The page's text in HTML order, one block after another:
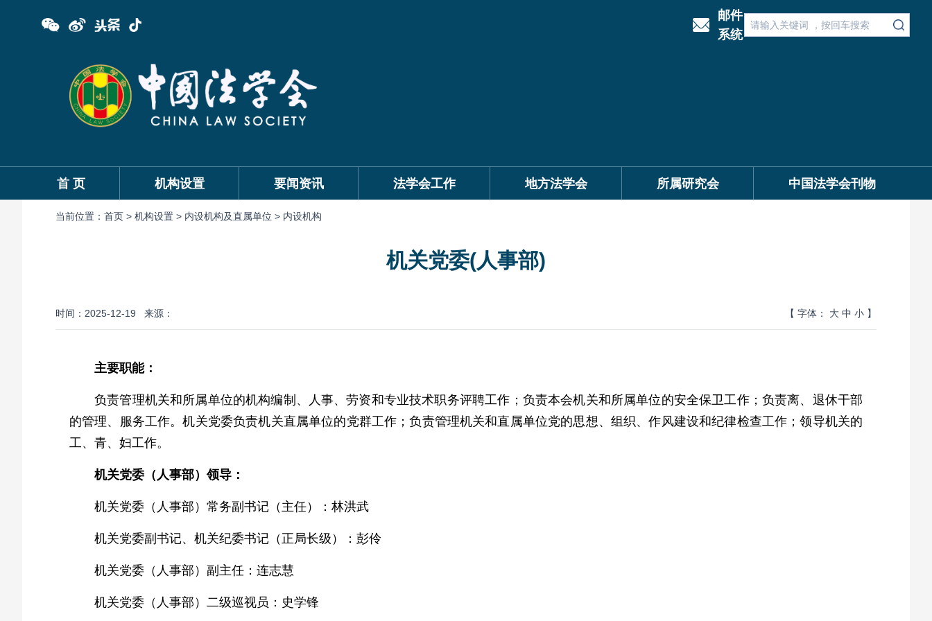
邮件
系统
首 页 机构设置 要闻资讯 法学会工作 地方法学会 所属研究会 中国法学会刊物
当前位置： 首页 > 机构设置 > 内设机构及直属单位 > 内设机构
机关党委(人事部)
时间：2025-12-19 来源： 【 字体： 大 中 小 】
主要职能：
负责管理机关和所属单位的机构编制、人事、劳资和专业技术职务评聘工作；负责本会机关和所属单位的安全保卫工作；负责离、退休干部
的管理、服务工作。机关党委负责机关直属单位的党群工作；负责管理机关和直属单位党的思想、组织、作风建设和纪律检查工作；领导机关的
工、青、妇工作。
机关党委（人事部）领导：
机关党委 （人事部）常务副书记（主任） ： 林洪武
机关党委副书记、机关纪委书记（正局长级）：彭伶
机关党委（人事部）副主任：连志慧
机关党委 （人事部）二级巡视员 ：史学锋